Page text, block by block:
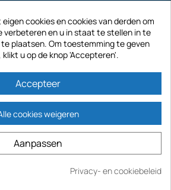
Kopen
International
is een site van het bedrijf GECODIS SA met een
32 Rue de Paradis - PARIJS 75010 (FRANKRIJK).
11/1998 is een dochteronderneming van ODAYA
een kapitaal van 2.750.640,00 EURO.
GELDIG ZOALS VOORRADEN BESCHIKBAAR
cookies en cookies van derden om
verbeteren en u in staat te stellen in te
plaatsen. Om toestemming te geven
u op de knop 'Accepteren'.
Accepteer
cookies weigeren
Aanpassen
Privacy- en cookiebeleid